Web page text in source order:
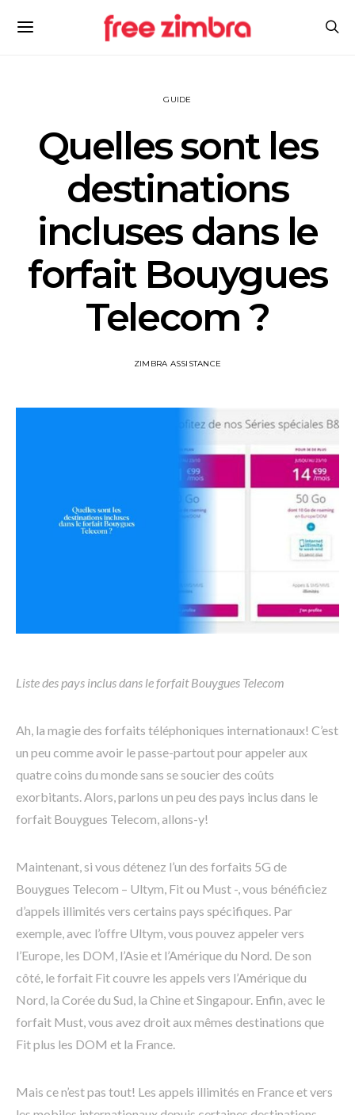
GUIDE
Quelles sont les
destinations
incluses dans le
forfait Bouygues
Telecom ?
ZIMBRA ASSISTANCE
Liste des pays inclus dans le forfait Bouygues Telecom
Ah, la magie des forfaits téléphoniques internationaux! C’est
un peu comme avoir le passe-partout pour appeler aux
quatre coins du monde sans se soucier des coûts
exorbitants. Alors, parlons un peu des pays inclus dans le
forfait Bouygues Telecom, allons-y!
Maintenant, si vous détenez l’un des forfaits 5G de
Bouygues Telecom – Ultym, Fit ou Must -, vous bénéficiez
d’appels illimités vers certains pays spécifiques. Par
exemple, avec l’offre Ultym, vous pouvez appeler vers
l’Europe, les DOM, l’Asie et l’Amérique du Nord. De son
côté, le forfait Fit couvre les appels vers l’Amérique du
Nord, la Corée du Sud, la Chine et Singapour. Enfin, avec le
forfait Must, vous avez droit aux mêmes destinations que
Fit plus les DOM et la France.
Mais ce n’est pas tout! Les appels illimités en France et vers